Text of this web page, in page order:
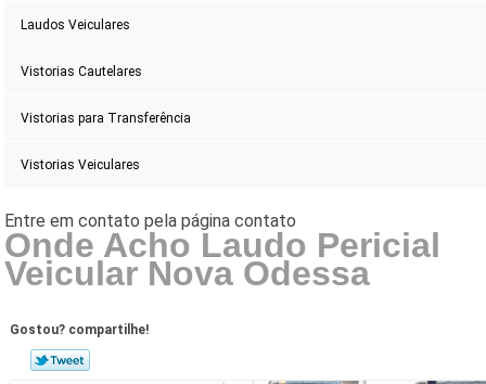
Laudos Veiculares
Vistorias Cautelares
Vistorias para Transferência
Vistorias Veiculares
Onde Acho Laudo Pericial
Veicular Nova Odessa
Gostou? compartilhe!